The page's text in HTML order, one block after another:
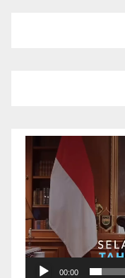
Pemutar
Video
00:00